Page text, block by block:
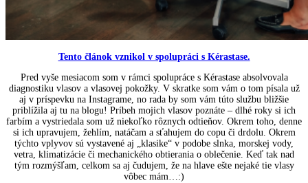
Tento článok vznikol v spolupráci s Kérastase.
Pred vyše mesiacom som v rámci spolupráce s Kérastase absolvovala
diagnostiku vlasov a vlasovej pokožky. V skratke som vám o tom písala už
aj v príspevku na Instagrame, no rada by som vám túto službu bližšie
priblížila aj tu na blogu! Príbeh mojich vlasov poznáte – dlhé roky si ich
farbím a vystriedala som už niekoľko rôznych odtieňov. Okrem toho, denne
si ich upravujem, žehlím, natáčam a sťahujem do copu či drdolu. Okrem
týchto vplyvov sú vystavené aj „klasike“ v podobe slnka, morskej vody,
vetra, klimatizácie či mechanického obtierania o oblečenie. Keď tak nad
tým rozmýšľam, celkom sa aj čudujem, že na hlave ešte nejaké tie vlasy
vôbec mám…:)